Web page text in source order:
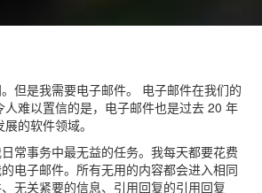
但是我需要电子邮件。 电子邮件在我们的
人难以置信的是，电子邮件也是过去 20 年
的软件领域。
常事务中最无益的任务。我每天都要花费
电子邮件。所有无用的内容都会进入相同
无关紧要的信息、引用回复的引用回复